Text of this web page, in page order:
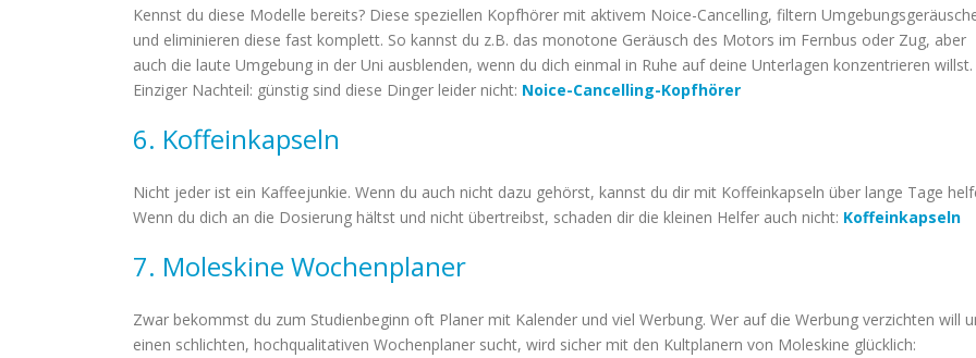
Kennst du diese Modelle bereits? Diese speziellen Kopfhörer mit aktivem Noice-Cancelling, filtern
und eliminieren diese fast komplett. So kannst du z.B. das monotone Geräusch des Motors im Fernbus oder Zug, aber
auch die laute Umgebung in der Uni ausblenden, wenn du dich einmal in Ruhe auf deine Unterlagen konzentrieren willst.
Einziger Nachteil: günstig sind diese Dinger leider nicht: Noice-Cancelling-Kopfhörer
6. Koffeinkapseln
Nicht jeder ist ein Kaffeejunkie. Wenn du auch nicht dazu gehörst, kannst du dir mit Koffeinkapseln über lange Tage
Wenn du dich an die Dosierung hältst und nicht übertreibst, schaden dir die kleinen Helfer auch nicht: Koffeinkapseln
7. Moleskine Wochenplaner
Zwar bekommst du zum Studienbeginn oft Planer mit Kalender und viel Werbung. Wer auf die Werbung verzichten will
einen schlichten, hochqualitativen Wochenplaner sucht, wird sicher mit den Kultplanern von Moleskine glücklich: